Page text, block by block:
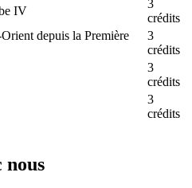
IV
3
crédits
depuis la Première
3
crédits
3
crédits
3
crédits
nous